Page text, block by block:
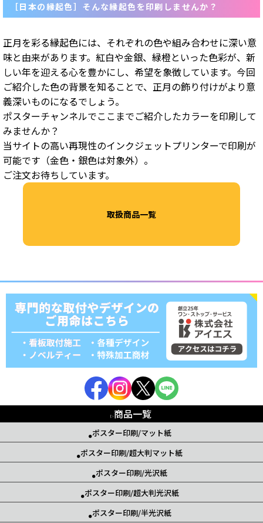
［日本の縁起色］そんな縁起色を印刷しませんか？
正月を彩る縁起色には、それぞれの色や組み合わせに深い意
味と由来があります。紅白や金銀、緑橙といった色彩が、新
しい年を迎える心を豊かにし、希望を象徴しています。今回
ご紹介した色の背景を知ることで、正月の飾り付けがより意
義深いものになるでしょう。
ポスターチャンネルでここまでご紹介したカラーを印刷して
みませんか？
当サイトの高い再現性のインクジェットプリンターで印刷が
可能です（金色・銀色は対象外）。
ご注文お待ちしています。
取扱商品一覧
商品一覧
ポスター印刷/マット紙
ポスター印刷/超大判マット紙
ポスター印刷/光沢紙
ポスター印刷/超大判光沢紙
ポスター印刷/半光沢紙